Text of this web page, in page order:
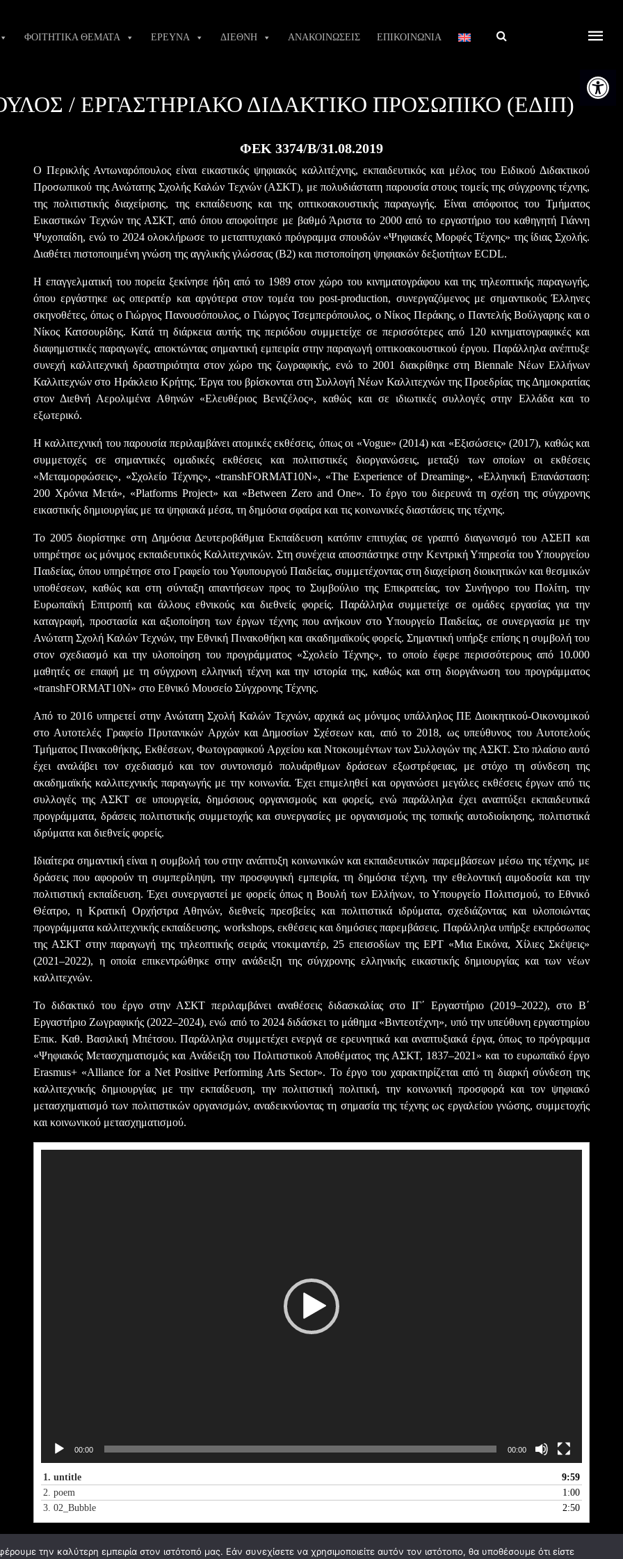
Ανοίξτε
ΦΟΙΤΗΤΙΚΑ ΘΕΜΑΤΑ ΕΡΕΥΝΑ ΔΙΕΘΝΗ ΑΝΑΚΟΙΝΩΣΕΙΣ ΕΠΙΚΟΙΝΩΝΙΑ Αναζήτηση
/ ΕΡΓΑΣΤΗΡΙΑΚΌ ΔΙΔΑΚΤΙΚΌ ΠΡΟΣΩΠΙΚΌ (ΕΔΙΠ)
ΦΕΚ 3374/Β/31.08.2019
Ο Περικλής Αντωναρόπουλος είναι εικαστικός ψηφιακός καλλιτέχνης, εκπαιδευτικός και μέλος του Ειδικού Διδακτικού
Προσωπικού της Ανώτατης Σχολής Καλών Τεχνών (ΑΣΚΤ), με πολυδιάστατη παρουσία στους τομείς της σύγχρονης τέχνης,
της πολιτιστικής διαχείρισης, της εκπαίδευσης και της οπτικοακουστικής παραγωγής. Είναι απόφοιτος του Τμήματος
Εικαστικών Τεχνών της ΑΣΚΤ, από όπου αποφοίτησε με βαθμό Άριστα το 2000 από το εργαστήριο του καθηγητή Γιάννη
Ψυχοπαίδη, ενώ το 2024 ολοκλήρωσε το μεταπτυχιακό πρόγραμμα σπουδών «Ψηφιακές Μορφές Τέχνης» της ίδιας Σχολής.
Διαθέτει πιστοποιημένη γνώση της αγγλικής γλώσσας (Β2) και πιστοποίηση ψηφιακών δεξιοτήτων ECDL.
Η επαγγελματική του πορεία ξεκίνησε ήδη από το 1989 στον χώρο του κινηματογράφου και της τηλεοπτικής παραγωγής,
όπου εργάστηκε ως οπερατέρ και αργότερα στον τομέα του post-production, συνεργαζόμενος με σημαντικούς Έλληνες
σκηνοθέτες, όπως ο Γιώργος Πανουσόπουλος, ο Γιώργος Τσεμπερόπουλος, ο Νίκος Περάκης, ο Παντελής Βούλγαρης και ο
Νίκος Κατσουρίδης. Κατά τη διάρκεια αυτής της περιόδου συμμετείχε σε περισσότερες από 120 κινηματογραφικές και
διαφημιστικές παραγωγές, αποκτώντας σημαντική εμπειρία στην παραγωγή οπτικοακουστικού έργου. Παράλληλα ανέπτυξε
συνεχή καλλιτεχνική δραστηριότητα στον χώρο της ζωγραφικής, ενώ το 2001 διακρίθηκε στη Biennale Νέων Ελλήνων
Καλλιτεχνών στο Ηράκλειο Κρήτης. Έργα του βρίσκονται στη Συλλογή Νέων Καλλιτεχνών της Προεδρίας της Δημοκρατίας
στον Διεθνή Αερολιμένα Αθηνών «Ελευθέριος Βενιζέλος», καθώς και σε ιδιωτικές συλλογές στην Ελλάδα και το
εξωτερικό.
Η καλλιτεχνική του παρουσία περιλαμβάνει ατομικές εκθέσεις, όπως οι «Vogue» (2014) και «Εξισώσεις» (2017), καθώς και
συμμετοχές σε σημαντικές ομαδικές εκθέσεις και πολιτιστικές διοργανώσεις, μεταξύ των οποίων οι εκθέσεις
«Μεταμορφώσεις», «Σχολείο Τέχνης», «transhFORMAT10N», «The Experience of Dreaming», «Ελληνική Επανάσταση:
200 Χρόνια Μετά», «Platforms Project» και «Between Zero and One». Το έργο του διερευνά τη σχέση της σύγχρονης
εικαστικής δημιουργίας με τα ψηφιακά μέσα, τη δημόσια σφαίρα και τις κοινωνικές διαστάσεις της τέχνης.
Το 2005 διορίστηκε στη Δημόσια Δευτεροβάθμια Εκπαίδευση κατόπιν επιτυχίας σε γραπτό διαγωνισμό του ΑΣΕΠ και
υπηρέτησε ως μόνιμος εκπαιδευτικός Καλλιτεχνικών. Στη συνέχεια αποσπάστηκε στην Κεντρική Υπηρεσία του Υπουργείου
Παιδείας, όπου υπηρέτησε στο Γραφείο του Υφυπουργού Παιδείας, συμμετέχοντας στη διαχείριση διοικητικών και θεσμικών
υποθέσεων, καθώς και στη σύνταξη απαντήσεων προς το Συμβούλιο της Επικρατείας, τον Συνήγορο του Πολίτη, την
Ευρωπαϊκή Επιτροπή και άλλους εθνικούς και διεθνείς φορείς. Παράλληλα συμμετείχε σε ομάδες εργασίας για την
καταγραφή, προστασία και αξιοποίηση των έργων τέχνης που ανήκουν στο Υπουργείο Παιδείας, σε συνεργασία με την
Ανώτατη Σχολή Καλών Τεχνών, την Εθνική Πινακοθήκη και ακαδημαϊκούς φορείς. Σημαντική υπήρξε επίσης η συμβολή του
στον σχεδιασμό και την υλοποίηση του προγράμματος «Σχολείο Τέχνης», το οποίο έφερε περισσότερους από 10.000
μαθητές σε επαφή με τη σύγχρονη ελληνική τέχνη και την ιστορία της, καθώς και στη διοργάνωση του προγράμματος
«transhFORMAT10N» στο Εθνικό Μουσείο Σύγχρονης Τέχνης.
Από το 2016 υπηρετεί στην Ανώτατη Σχολή Καλών Τεχνών, αρχικά ως μόνιμος υπάλληλος ΠΕ Διοικητικού-Οικονομικού
στο Αυτοτελές Γραφείο Πρυτανικών Αρχών και Δημοσίων Σχέσεων και, από το 2018, ως υπεύθυνος του Αυτοτελούς
Τμήματος Πινακοθήκης, Εκθέσεων, Φωτογραφικού Αρχείου και Ντοκουμέντων των Συλλογών της ΑΣΚΤ. Στο πλαίσιο αυτό
έχει αναλάβει τον σχεδιασμό και τον συντονισμό πολυάριθμων δράσεων εξωστρέφειας, με στόχο τη σύνδεση της
ακαδημαϊκής καλλιτεχνικής παραγωγής με την κοινωνία. Έχει επιμεληθεί και οργανώσει μεγάλες εκθέσεις έργων από τις
συλλογές της ΑΣΚΤ σε υπουργεία, δημόσιους οργανισμούς και φορείς, ενώ παράλληλα έχει αναπτύξει εκπαιδευτικά
προγράμματα, δράσεις πολιτιστικής συμμετοχής και συνεργασίες με οργανισμούς της τοπικής αυτοδιοίκησης, πολιτιστικά
ιδρύματα και διεθνείς φορείς.
Ιδιαίτερα σημαντική είναι η συμβολή του στην ανάπτυξη κοινωνικών και εκπαιδευτικών παρεμβάσεων μέσω της τέχνης, με
δράσεις που αφορούν τη συμπερίληψη, την προσφυγική εμπειρία, τη δημόσια τέχνη, την εθελοντική αιμοδοσία και την
πολιτιστική εκπαίδευση. Έχει συνεργαστεί με φορείς όπως η Βουλή των Ελλήνων, το Υπουργείο Πολιτισμού, το Εθνικό
Θέατρο, η Κρατική Ορχήστρα Αθηνών, διεθνείς πρεσβείες και πολιτιστικά ιδρύματα, σχεδιάζοντας και υλοποιώντας
προγράμματα καλλιτεχνικής εκπαίδευσης, workshops, εκθέσεις και δημόσιες παρεμβάσεις. Παράλληλα υπήρξε εκπρόσωπος
της ΑΣΚΤ στην παραγωγή της τηλεοπτικής σειράς ντοκιμαντέρ, 25 επεισοδίων της ΕΡΤ «Μια Εικόνα, Χίλιες Σκέψεις»
(2021–2022), η οποία επικεντρώθηκε στην ανάδειξη της σύγχρονης ελληνικής εικαστικής δημιουργίας και των νέων
καλλιτεχνών.
Το διδακτικό του έργο στην ΑΣΚΤ περιλαμβάνει αναθέσεις διδασκαλίας στο ΙΓ΄ Εργαστήριο (2019–2022), στο Β΄
Εργαστήριο Ζωγραφικής (2022–2024), ενώ από το 2024 διδάσκει το μάθημα «Βιντεοτέχνη», υπό την υπεύθυνη εργαστηρίου
Επικ. Καθ. Βασιλική Μπέτσου. Παράλληλα συμμετέχει ενεργά σε ερευνητικά και αναπτυξιακά έργα, όπως το πρόγραμμα
«Ψηφιακός Μετασχηματισμός και Ανάδειξη του Πολιτιστικού Αποθέματος της ΑΣΚΤ, 1837–2021» και το ευρωπαϊκό έργο
Erasmus+ «Alliance for a Net Positive Performing Arts Sector». Το έργο του χαρακτηρίζεται από τη διαρκή σύνδεση της
καλλιτεχνικής δημιουργίας με την εκπαίδευση, την πολιτιστική πολιτική, την κοινωνική προσφορά και τον ψηφιακό
μετασχηματισμό των πολιτιστικών οργανισμών, αναδεικνύοντας τη σημασία της τέχνης ως εργαλείου γνώσης, συμμετοχής
και κοινωνικού μετασχηματισμού.
00:00 00:00
1. untitle
9:59
2. poem
1:00
3. 02_Bubble 2:50
την καλύτερη εμπειρία στον ιστότοπό μας. Εάν συνεχίσετε να χρησιμοποιείτε αυτόν τον ιστότοπο, θα υποθέσουμε ότι είστε